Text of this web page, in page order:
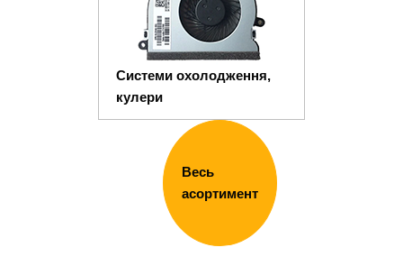
Системи охолодження,
кулери
Весь
асортимент